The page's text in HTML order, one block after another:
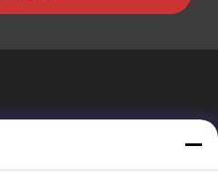
TECHNOLOGY CO., LTD.